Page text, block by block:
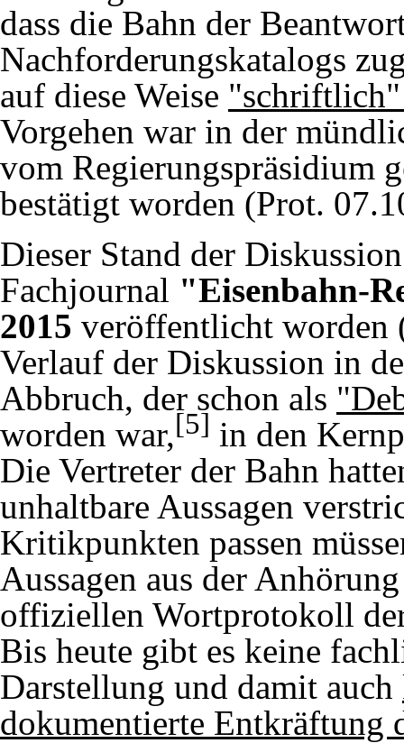
dass die Bahn der
Nachforderungskatalogs
auf diese Weise
Vorgehen war in der
vom Regierungspräsidium
bestätigt worden (Prot.
Dieser Stand der
Fachjournal "Eisenbahn-
2015 veröffentlicht worden
Verlauf der Diskussion in
Abbruch, der schon als
worden war,[5] in den
Die Vertreter der Bahn
unhaltbare Aussagen
Kritikpunkten passen
Aussagen aus der
offiziellen Wortprotokoll
Bis heute gibt es keine
Darstellung und damit auch
dokumentierte Entkräftung